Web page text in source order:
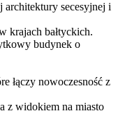
architektury secesyjnej i
krajach bałtyckich.
budynek o
łączy nowoczesność z
z widokiem na miasto